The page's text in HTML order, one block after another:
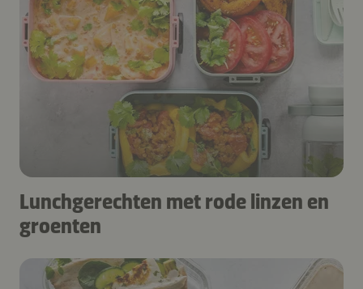
Lunchgerechten met rode linzen en
groenten